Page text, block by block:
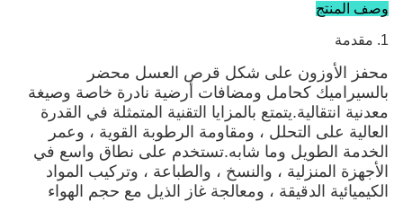
وصف المنتج
1. مقدمة
محفز الأوزون على شكل قرص العسل محضر
بالسيراميك كحامل ومضافات أرضية نادرة خاصة وصيغة
معدنية انتقالية.يتمتع بالمزايا التقنية المتمثلة في القدرة
العالية على التحلل ، ومقاومة الرطوبة القوية ، وعمر
الخدمة الطويل وما شابه.تستخدم على نطاق واسع في
الأجهزة المنزلية ، والنسخ ، والطباعة ، وتركيب المواد
الكيميائية الدقيقة ، ومعالجة غاز الذيل مع حجم الهواء